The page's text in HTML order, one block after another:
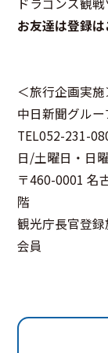
お友達は登録
＜旅行企画実施
中日新聞グル
TEL052-231-
日/土曜日・日
〒460-0001 名
階
観光庁長官登
会員